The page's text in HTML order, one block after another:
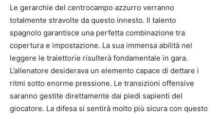
Le gerarchie del centrocampo azzurro verranno
totalmente stravolte da questo innesto. Il talento
spagnolo garantisce una perfetta combinazione tra
copertura e impostazione. La sua immensa abilità nel
leggere le traiettorie risulterà fondamentale in gara.
L’allenatore desiderava un elemento capace di dettare i
ritmi sotto enorme pressione. Le transizioni offensive
saranno gestite direttamente dai piedi sapienti del
giocatore. La difesa si sentirà molto più sicura con questo